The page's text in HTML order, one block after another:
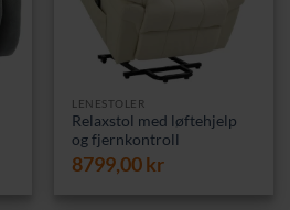
LENESTOLER
Relaxstol med løftehjelp
og fjernkontroll
8799,00kr